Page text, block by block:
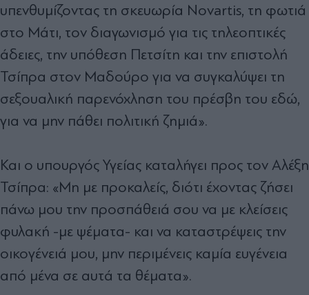
υπενθυμίζοντας τη σκευωρία Novartis, τη φωτιά
στο Μάτι, τον διαγωνισμό για τις τηλεοπτικές
άδειες, την υπόθεση Πετσίτη και την επιστολή
Τσίπρα στον Μαδούρο για να συγκαλύψει τη
σεξουαλική παρενόχληση του πρέσβη του εδώ,
για να μην πάθει πολιτική ζημιά».
Και ο υπουργός Υγείας καταλήγει προς τον Αλέξη
Τσίπρα: «Μη με προκαλείς, διότι έχοντας ζήσει
πάνω μου την προσπάθειά σου να με κλείσεις
φυλακή -με ψέματα- και να καταστρέψεις την
οικογένειά μου, μην περιμένεις καμία ευγένεια
από μένα σε αυτά τα θέματα».